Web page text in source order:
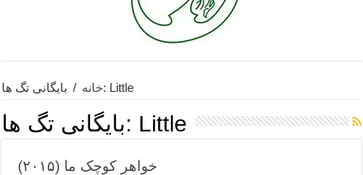
خانه / بایگانی تگ ها: Little
بایگانی تگ ها: Little
خواهر کوچک ما (۲۰۱۵)